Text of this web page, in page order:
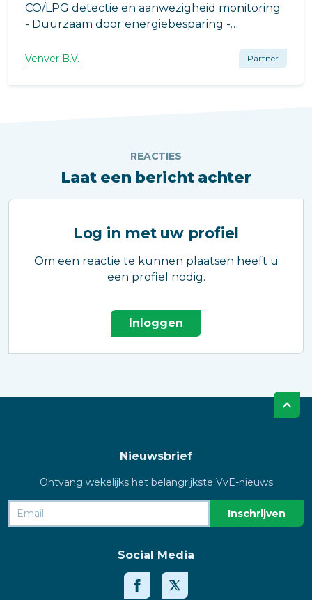
CO/LPG detectie en aanwezigheid monitoring
- Duurzaam door energiebesparing -
aanwezigheid monitoring - Vervangen van
Venver B.V. Partner
REACTIES
Laat een bericht achter
Log in met uw profiel
Om een reactie te kunnen plaatsen heeft u
een profiel nodig.
Inloggen
Nieuwsbrief
Ontvang wekelijks het belangrijkste VvE-nieuws
Social Media